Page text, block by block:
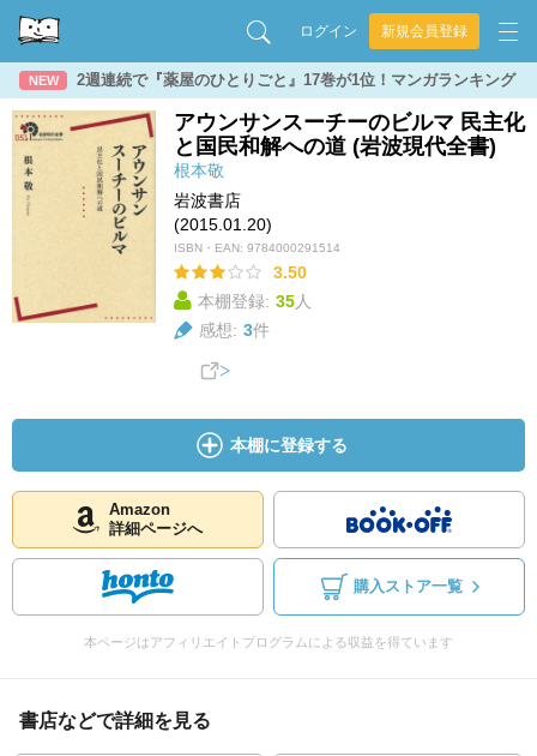
ログイン 新規会員登録
NEW 2週連続で『薬屋のひとりごと』17巻が1位！マンガランキング
アウンサンスーチーのビルマ 民主化
と国民和解への道 (岩波現代全書)
根本敬
岩波書店
(2015.01.20)
ISBN・EAN: 9784000291514
3.50
本棚登録: 35人
感想: 3件
本棚に登録する
Amazon
詳細ページへ
購入ストア一覧
本ページはアフィリエイトプログラムによる収益を得ています
書店などで詳細を見る